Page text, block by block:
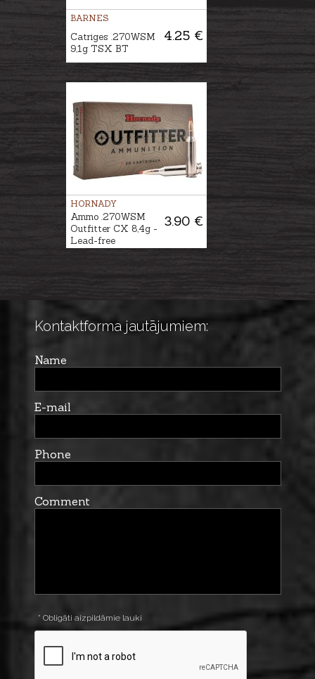
BARNES
4.25 €
Catriges .270WSM
9,1g TSX BT
HORNADY
3.90 €
Ammo .270WSM
Outfitter CX 8,4g -
Lead-free
Kontaktforma jautājumiem:
Name
E-mail
Phone
Comment
* Obligāti aizpildāmie lauki